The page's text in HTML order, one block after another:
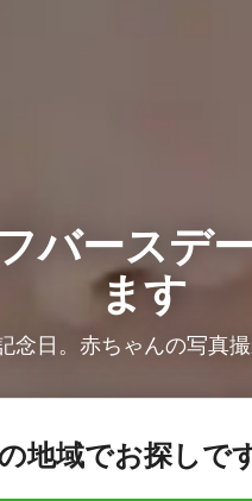
バースデ
ます
日。赤ちゃんの写真
地域でお探しで